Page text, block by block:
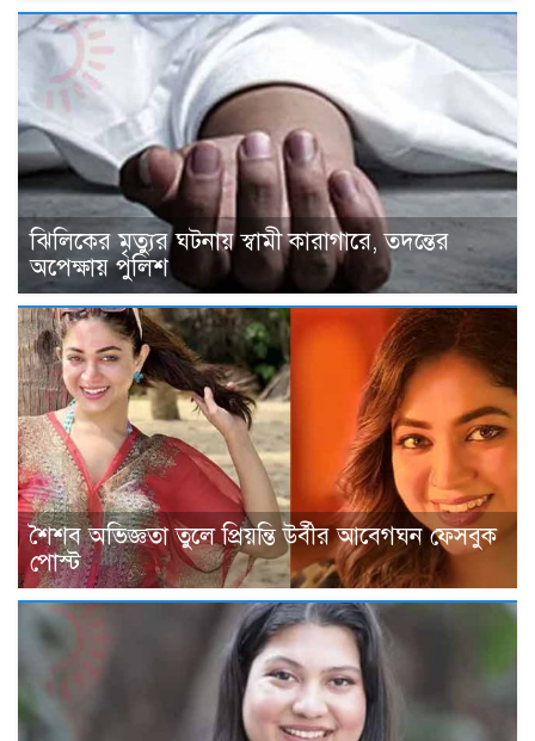
ঝিলিকের মৃত্যুর ঘটনায় স্বামী কারাগারে, তদন্তের
অপেক্ষায় পুলিশ
শৈশব অভিজ্ঞতা তুলে প্রিয়ন্তি উর্বীর আবেগঘন ফেসবুক
পোস্ট